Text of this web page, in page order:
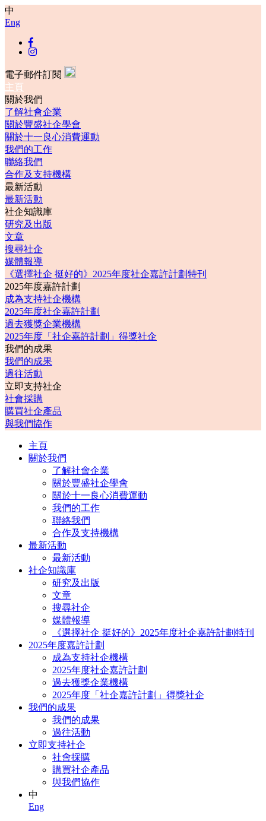
中
Eng
電子郵件訂閱
主頁
關於我們
了解社會企業
關於豐盛社企學會
關於十一良心消費運動
我們的工作
聯絡我們
合作及支持機構
最新活動
最新活動
社企知識庫
研究及出版
文章
搜尋社企
媒體報導
《選擇社企 挺好的》2025年度社企嘉許計劃特刊
2025年度嘉許計劃
成為支持社企機構
2025年度社企嘉許計劃
過去獲獎企業機構
2025年度「社企嘉許計劃」得獎社企
我們的成果
我們的成果
過往活動
立即支持社企
社會採購
購買社企產品
與我們協作
主頁
關於我們
了解社會企業
關於豐盛社企學會
關於十一良心消費運動
我們的工作
聯絡我們
合作及支持機構
最新活動
最新活動
社企知識庫
研究及出版
文章
搜尋社企
媒體報導
《選擇社企 挺好的》2025年度社企嘉許計劃特刊
2025年度嘉許計劃
成為支持社企機構
2025年度社企嘉許計劃
過去獲獎企業機構
2025年度「社企嘉許計劃」得獎社企
我們的成果
我們的成果
過往活動
立即支持社企
社會採購
購買社企產品
與我們協作
中
Eng